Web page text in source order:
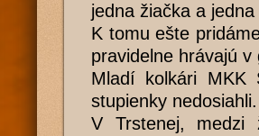
jedna žiačka a
K tomu ešte
pravidelne hrávajú
Mladí kolkári MKK
stupienky nedosiahli.
V Trstenej, medzi